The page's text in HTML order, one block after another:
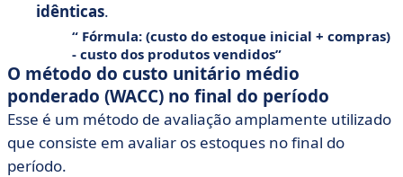
idênticas.
Fórmula: (custo do estoque inicial + compras)
- custo dos produtos vendidos
O método do custo unitário médio
ponderado (WACC) no final do período
Esse é um método de avaliação amplamente utilizado
que consiste em avaliar os estoques no final do
período.